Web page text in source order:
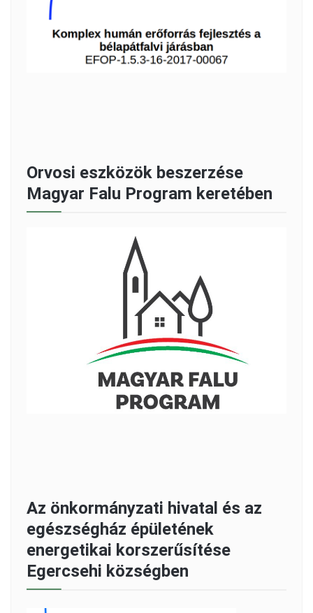
Orvosi eszközök beszerzése
Magyar Falu Program keretében
Az önkormányzati hivatal és az
egészségház épületének
energetikai korszerűsítése
Egercsehi községben